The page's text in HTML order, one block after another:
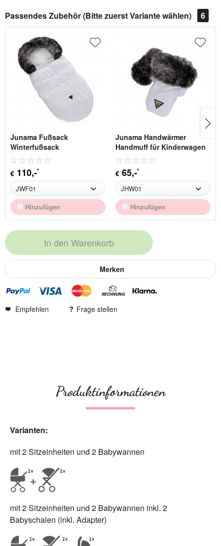
Passendes Zubehör (Bitte zuerst Variante wählen) 6
Junama Fußsack
Winterfußsack
€ 110,-*
Hinzufügen
Junama Handwärmer
Handmuff für Kinderwagen
€ 65,-*
Hinzufügen
In den Warenkorb
Merken
Empfehlen Frage stellen
Produktinformationen
Varianten:
mit 2 Sitzeinheiten und 2 Babywannen
mit 2 Sitzeinheiten und 2 Babywannen inkl. 2
Babyschalen (inkl. Adapter)